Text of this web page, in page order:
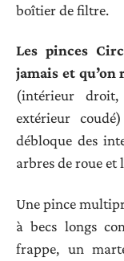
boîtier de filtre.
Les pinces
jamais et
(intérieur
extérieur
débloque des
arbres de roue et
Une pince
à becs longs
frappe, un